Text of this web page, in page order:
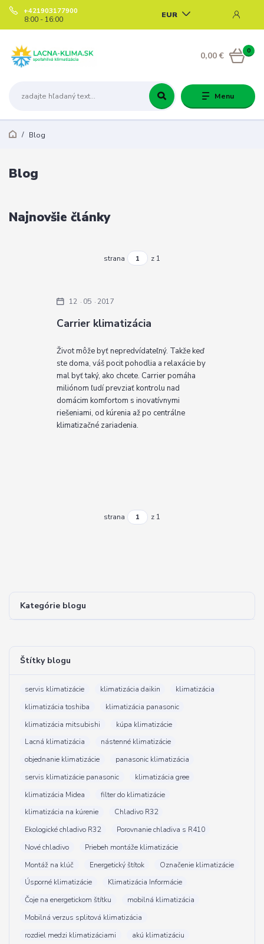
Menu
EUR
+421903177900
8:00 - 16:00
0
0,00 €
Blog
Kategórie blogu
Štítky blogu
servis klimatizácie klimatizácia daikin
klimatizácia
klimatizácia toshiba
klimatizácia panasonic
klimatizácia mitsubishi
kúpa klimatizácie
Lacná klimatizácia
nástenné klimatizácie
objednanie klimatizácie
panasonic klimatizácia
servis klimatizácie panasonic
klimatizácia gree
klimatizácia Midea
filter do klimatizácie
klimatizácia na kúrenie
Chladivo R32
Ekologické chladivo R32
Porovnanie chladiva s R410
Nové chladivo
Priebeh montáže klimatizácie
Montáž na klúč
Energetický štítok
Označenie klimatizácie
Úsporné klimatizácie
Klimatizácia Informácie
Čoje na energetickom štítku
mobilná klimatizácia
Mobilná verzus splitová klimatizácia
rozdiel medzi klimatizáciami
akú klimatizáciu
Blog
Najnovšie články
strana z 1
Carrier klimatizácia
12 05 2017
Život môže byť nepredvídateľný. Takže keď
ste doma, váš pocit pohodlia a relaxácie by
mal byť taký, ako chcete. Carrier pomáha
miliónom ľudí prevziať kontrolu nad
domácim komfortom s inovatívnymi
riešeniami, od kúrenia až po centrálne
klimatizačné zariadenia.
strana z 1